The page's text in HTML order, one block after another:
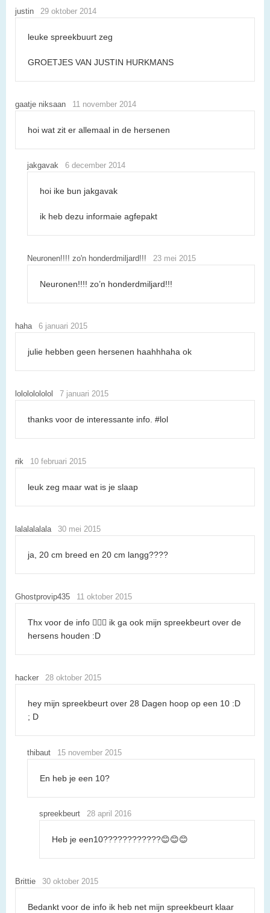
justin 29 oktober 2014
leuke spreekbuurt zeg
GROETJES VAN JUSTIN HURKMANS
gaatje niksaan 11 november 2014
hoi wat zit er allemaal in de hersenen
jakgavak 6 december 2014
hoi ike bun jakgavak
ik heb dezu informaie agfepakt
Neuronen!!!! zo'n honderdmiljard!!! 23 mei 2015
Neuronen!!!! zo’n honderdmiljard!!!
haha 6 januari 2015
julie hebben geen hersenen haahhhaha ok
lolololololol 7 januari 2015
thanks voor de interessante info. #lol
rik 10 februari 2015
leuk zeg maar wat is je slaap
lalalalalala 30 mei 2015
ja, 20 cm breed en 20 cm langg????
Ghostprovip435 11 oktober 2015
Thx voor de info 👍🏻😃 ik ga ook mijn spreekbeurt over de
hersens houden :D
hacker 28 oktober 2015
hey mijn spreekbeurt over 28 Dagen hoop op een 10 :D
; D
thibaut 15 november 2015
En heb je een 10?
spreekbeurt 28 april 2016
Heb je een10????????????😊😊😊
Brittie 30 oktober 2015
Bedankt voor de info ik heb net mijn spreekbeurt klaar